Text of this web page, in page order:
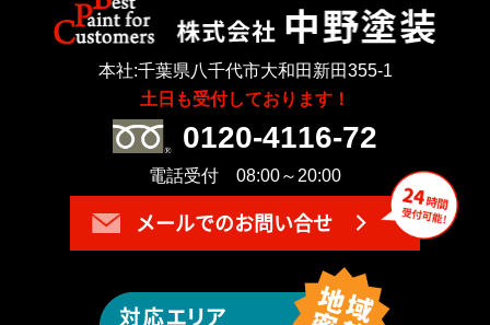
本社:千葉県八千代市大和田新田355-1
土日も受付しております！
0120-4116-72
電話受付 08:00～20:00
メールでのお問い合せ